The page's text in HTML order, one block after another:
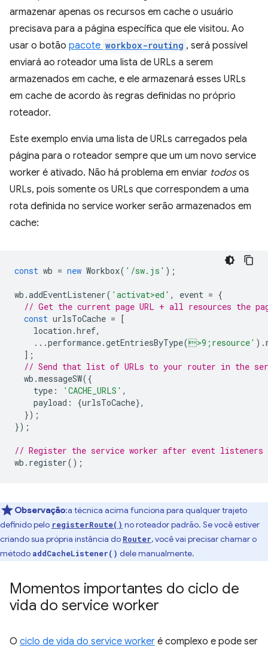
armazenar apenas os recursos em cache o usuário
precisava para a página específica que ele visitou. Ao
usar o botão pacote workbox-routing , será possível
enviará ao roteador uma lista de URLs a serem
armazenados em cache, e ele armazenará esses URLs
em cache de acordo às regras definidas no próprio
roteador.
Este exemplo envia uma lista de URLs carregados pela
página para o roteador sempre que um um novo service
worker é ativado. Não há problema em enviar todosos
URLs, pois somente os URLs que correspondem a uma
rota definida no service worker serão armazenados em
cache:
const wb = new Workbox( '/sw.js' );
wb .addEventListener( 'activat>ed' , event = {
// Get the current page URL + all resources the
const urlsToCache = [
location .href,
...performance.getEntriesByType(>9;resource' ).
];
// Send that list of URLs to your router in the
wb .messageSW({
type : 'CACHE_URLS' ,
payload : {urlsToCache},
});
});
// Register the service worker after event listeners
wb . register();
Observação:a técnica acima funciona para qualquer trajeto
definido pelo registerRoute() no roteador padrão. Se você estiver
criando sua própria instância do Router, você vai precisar chamar o
método addCacheListener() dele manualmente.
Momentos importantes do ciclo de
vida do service worker
O ciclo de vida do service worker é complexo e pode ser